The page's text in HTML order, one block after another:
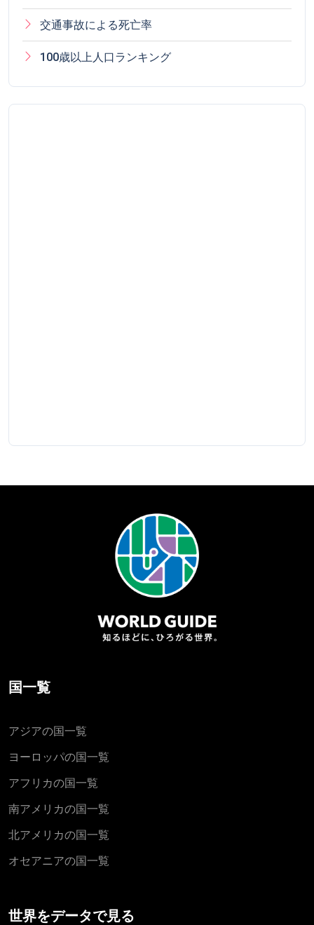
交通事故による死亡率
100歳以上人口ランキング
国一覧
アジアの国一覧
ヨーロッパの国一覧
アフリカの国一覧
南アメリカの国一覧
北アメリカの国一覧
オセアニアの国一覧
世界をデータで見る